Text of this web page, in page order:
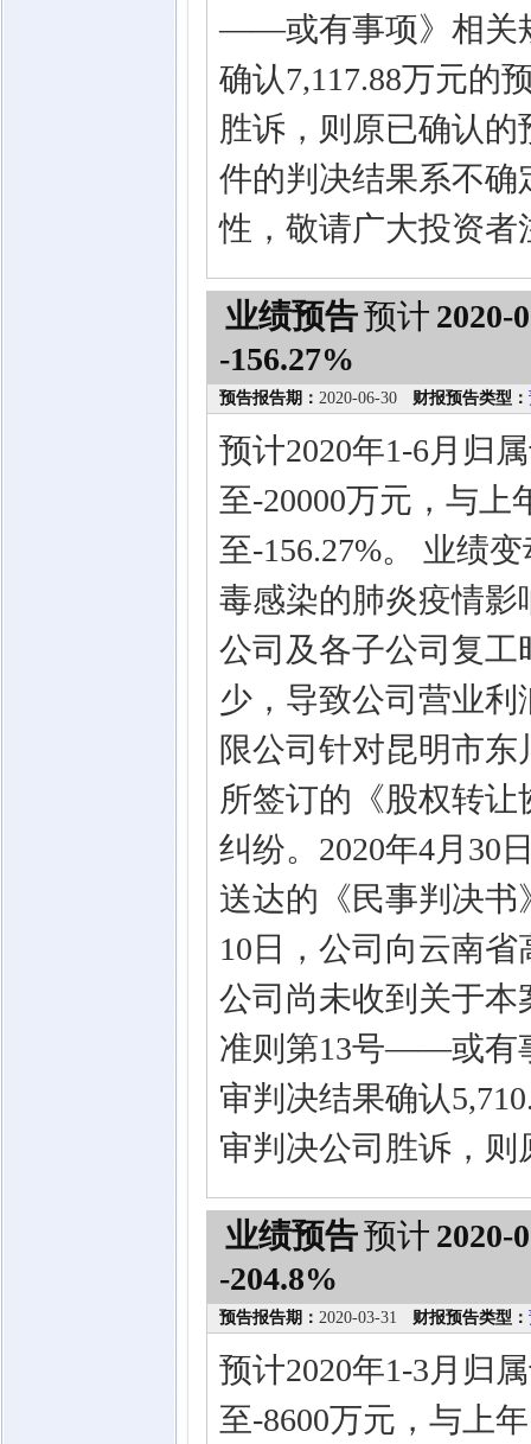
——或有事项》相关
确认7,117.88万元的
胜诉，则原已确认
件的判决结果系不
性，敬请广大投资者
业绩预告预计 2020-
-156.27%
预告报告期： 2020-06-30 财报预告类型：
预计2020年1-6月归
至-20000万元，与上
至-156.27%。 业绩
毒感染的肺炎疫情
公司及各子公司复
少，导致公司营业
限公司针对昆明市
所签订的《股权转
纠纷。2020年4月30
送达的《民事判决书
10日，公司向云南
公司尚未收到关于
准则第13号——或有
审判决结果确认
审判决公司胜诉，
业绩预告预计 2020-
-204.8%
预告报告期： 2020-03-31 财报预告类型：
预计2020年1-3月归
至-8600万元，与上